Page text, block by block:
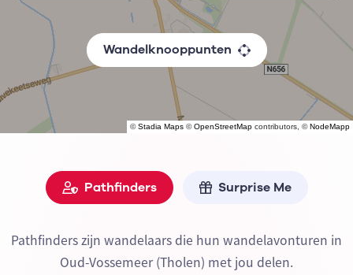
©Stadia Maps ©OpenStreetMap contributors, ©NodeMapp
Wandelknooppunten
Pathfinders Surprise Me
Pathfinders zijn wandelaars die hun wandelavonturen in
Oud-Vossemeer (Tholen) met jou delen.